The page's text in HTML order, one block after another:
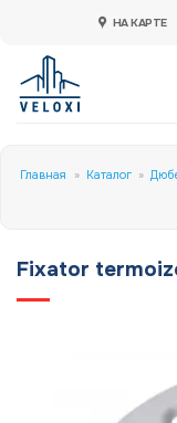
content
НА КАРТЕ
Главная » Каталог »
Fixator